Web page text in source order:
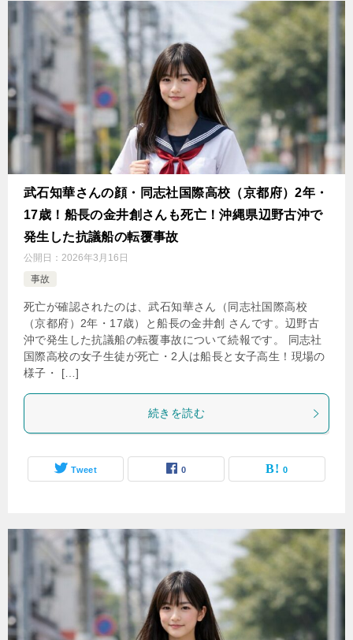
武石知華さんの顔・同志社国際高校（京都府）2年・
17歳！船長の金井創さんも死亡！沖縄県辺野古沖で
発生した抗議船の転覆事故
公開日： 2026年3月16日
事故
死亡が確認されたのは、武石知華さん（同志社国際高校
（京都府）2年・17歳）と船長の金井創 さんです。辺野古
沖で発生した抗議船の転覆事故について続報です。 同志社
国際高校の女子生徒が死亡・2人は船長と女子高生！現場の
様子・ […]
続きを読む
Tweet 0 0